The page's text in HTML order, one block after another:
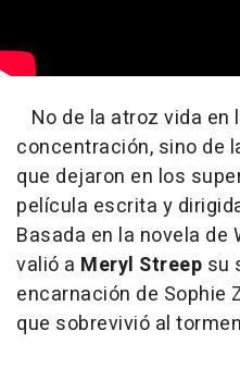
No de la atroz vida en
concentración, sino de
que dejaron en los
película escrita y
Basada en la novela de
valió a Meryl Streep su
encarnación de Sophie
que sobrevivió al